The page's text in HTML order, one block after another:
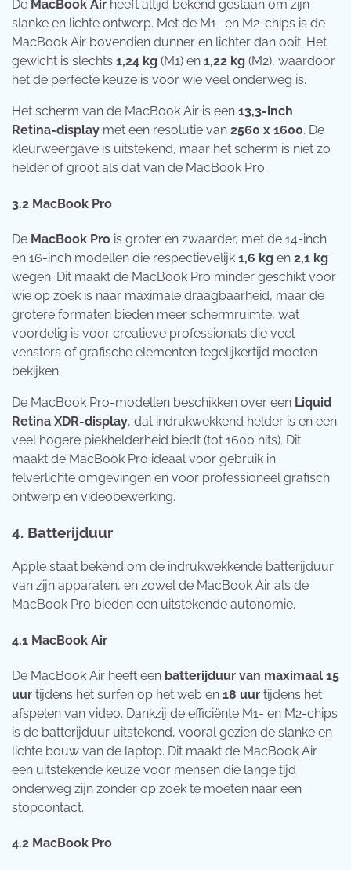
De MacBook Air heeft altijd bekend gestaan om zijn
slanke en lichte ontwerp. Met de M1- en M2-chips is de
MacBook Air bovendien dunner en lichter dan ooit. Het
gewicht is slechts 1,24 kg (M1) en 1,22 kg (M2), waardoor
het de perfecte keuze is voor wie veel onderweg is.
Het scherm van de MacBook Air is een 13,3-inch
Retina-display met een resolutie van 2560 x 1600. De
kleurweergave is uitstekend, maar het scherm is niet zo
helder of groot als dat van de MacBook Pro.
3.2 MacBook Pro
De MacBook Pro is groter en zwaarder, met de 14-inch
en 16-inch modellen die respectievelijk 1,6 kg en 2,1 kg
wegen. Dit maakt de MacBook Pro minder geschikt voor
wie op zoek is naar maximale draagbaarheid, maar de
grotere formaten bieden meer schermruimte, wat
voordelig is voor creatieve professionals die veel
vensters of grafische elementen tegelijkertijd moeten
bekijken.
De MacBook Pro-modellen beschikken over een Liquid
Retina XDR-display, dat indrukwekkend helder is en een
veel hogere piekhelderheid biedt (tot 1600 nits). Dit
maakt de MacBook Pro ideaal voor gebruik in
felverlichte omgevingen en voor professioneel grafisch
ontwerp en videobewerking.
4. Batterijduur
Apple staat bekend om de indrukwekkende batterijduur
van zijn apparaten, en zowel de MacBook Air als de
MacBook Pro bieden een uitstekende autonomie.
4.1 MacBook Air
De MacBook Air heeft een batterijduur van maximaal 15
uur tijdens het surfen op het web en 18 uur tijdens het
afspelen van video. Dankzij de efficiënte M1- en M2-chips
is de batterijduur uitstekend, vooral gezien de slanke en
lichte bouw van de laptop. Dit maakt de MacBook Air
een uitstekende keuze voor mensen die lange tijd
onderweg zijn zonder op zoek te moeten naar een
stopcontact.
4.2 MacBook Pro